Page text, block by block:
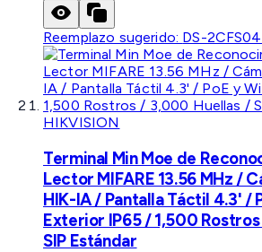
Reemplazo sugerido: DS-
HIKVISION
Terminal Min Moe de
Lector MIFARE 13.56 MHz /
HIK-IA / Pantalla Táctil 4.3' /
Exterior IP65 / 1,500
SIP Estándar